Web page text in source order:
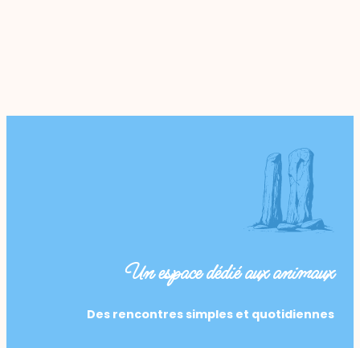
Un espace dédié aux animaux
Des rencontres simples et quotidiennes